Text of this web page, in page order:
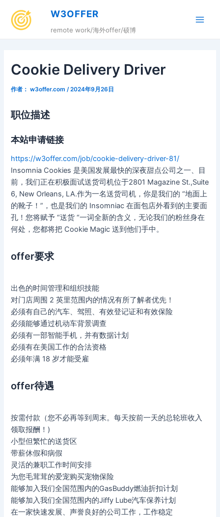
W3OFFER
remote work/海外offer/硕博
Cookie Delivery Driver
作者： w3offer.com /2024年9月26日
职位描述
本站申请链接
https://w3offer.com/job/cookie-delivery-driver-81/
Insomnia Cookies 是美国发展最快的深夜甜点公司之一、目
前，我们正在积极面试送货司机位于2801 Magazine St.,Suite
6, New Orleans, LA.作为一名送货司机，你是我们的 “地面上
的靴子！”，也是我们的 Insomniac 在面包店外看到的主要面
孔！您将赋予 “送货 “一词全新的含义，无论我们的粉丝身在
何处，您都将把 Cookie Magic 送到他们手中。
offer要求
出色的时间管理和组织技能
对门店周围 2 英里范围内的情况有所了解者优先！
必须有自己的汽车、驾照、有效登记证和有效保险
必须能够通过机动车背景调查
必须有一部智能手机，并有数据计划
必须有在美国工作的合法资格
必须年满 18 岁才能受雇
offer待遇
按需付款（您不必再等到周末。每天按前一天的总轮班收入
领取报酬！)
小型但繁忙的送货区
带薪休假和病假
灵活的兼职工作时间安排
为您毛茸茸的爱宠购买宠物保险
能够加入我们全国范围内的GasBuddy燃油折扣计划
能够加入我们全国范围内的Jiffy Lube汽车保养计划
在一家快速发展、声誉良好的公司工作，工作稳定